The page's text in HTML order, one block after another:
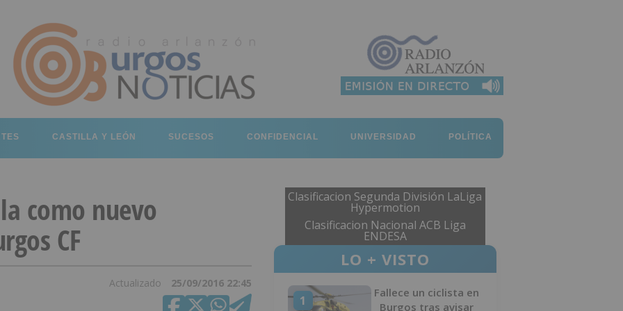
CASTILLA Y LEÓN SUCESOS CONFIDENCIAL UNIVERSIDAD POLÍTICA
como nuevo
CF
Actualizado 25/09/2016 22:45
Clasificacion Segunda División LaLiga
Hypermotion
Clasificacion Nacional ACB Liga
ENDESA
LO + VISTO
1
Fallece un ciclista en
Burgos tras avisar